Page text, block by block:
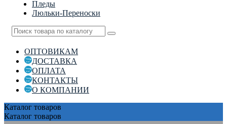
Пледы
Люльки-Переноски
ОПТОВИКАМ
ДОСТАВКА
ОПЛАТА
КОНТАКТЫ
О КОМПАНИИ
Каталог товаров
Каталог товаров